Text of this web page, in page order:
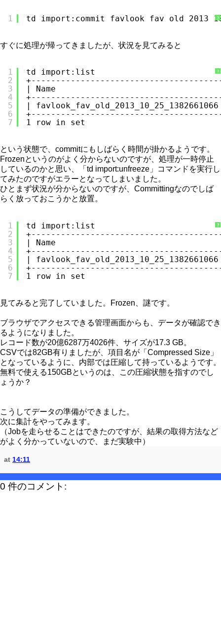
?
1 td import:commit
すぐに処理が帰ってきましたが、状況を見てみると
?
1
2
3
4
5
6
7
td import:list
| Name
|
1 row in set
という状態で、commitにもしばらく時間が掛かるようです。
Frozenというのがよく分からないのですが、処理が一時停止
しているのかと思い、「td import:unfreeze」コマンドを実行し
てみたのですがエラーとなってしまいました。
ひとまず状況が分からないのですが、Committingなのでしば
らく放っておこうかと放置。
?
1
2
3
4
5
6
7
td import:list
| Name
|
1 row in set
見てみると完了していました。Frozen、謎です。
ブラウザでアクセスできる管理画面からも、データが確認でき
るようになりました。
レコード数が20億6287万4026件、サイズが17.3 GB。
CSVでは82GB有りましたが、項目名が「Compressed Size」
となっているように、内部では圧縮して持っているようです。
無料で使える150GBというのは、この圧縮状態を指すのでし
ょうか？
こうしてデータの準備ができました。
次に集計をやってみます。
（Jobを走らせることはできたのですが、結果の取得方法など
がよく分かっていないので、まだ実験中）
at 14:11
0 件のコメント: